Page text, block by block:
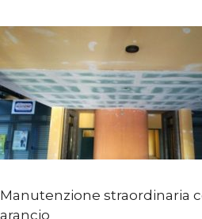
Manutenzione straordinaria
arancio